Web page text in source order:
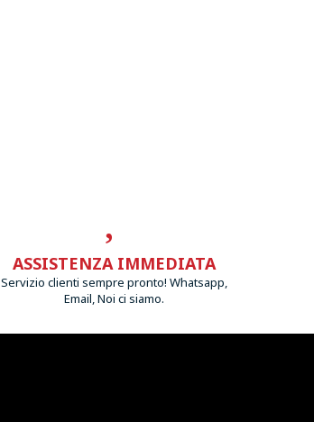
ASSISTENZA IMMEDIATA
Servizio clienti sempre pronto! Whatsapp,
Email, Noi ci siamo.